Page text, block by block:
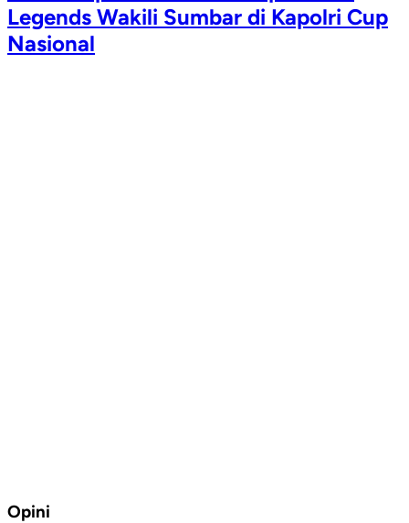
Legends Wakili Sumbar di Kapolri Cup
Nasional
Opini